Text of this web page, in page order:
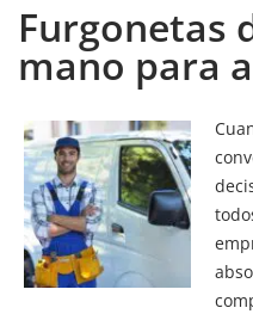
Furgonetas
mano para